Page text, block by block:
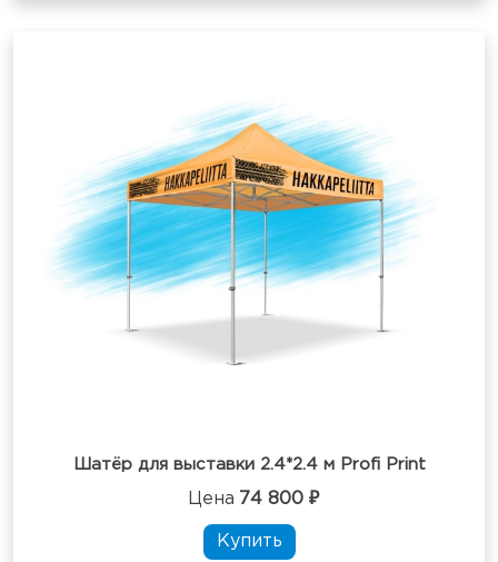
Шатёр для выставки 2.4*2.4 м Profi Print
Цена 74 800 ₽
Купить